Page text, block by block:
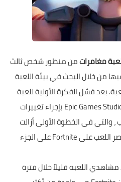
مغامراتمن منظور شخص ثالث
من خلال البحث في بيئة اللعبة
بعد فشل الفكرة الأولية للعبة
ولم يرحب بها الجمهور ، قامت Epic Games Studio بإجراء تغييرات
والتي في الخطوة الأولى أزالت
جزء القصة تمامًا من لعبتها وقصر اللعب على Fortnite على الجزء
اللعبة قليلاً خلال فترة